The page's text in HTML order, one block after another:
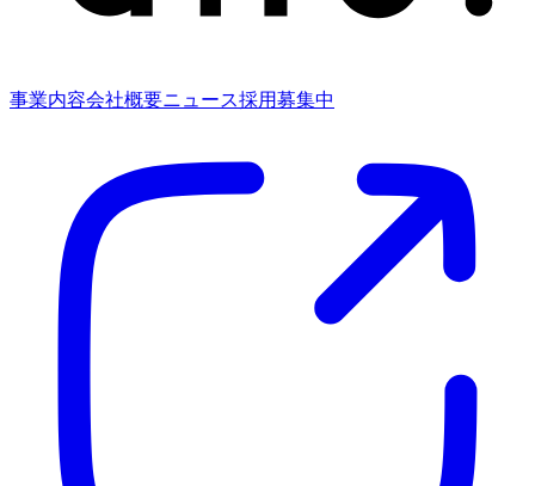
事業内容会社概要ニュース採用募集中